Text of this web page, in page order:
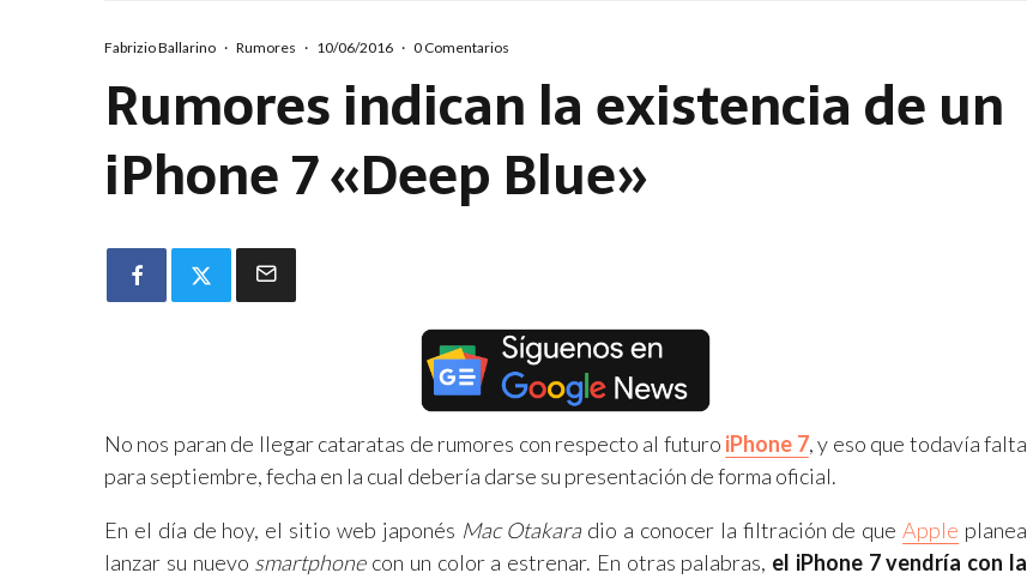
Fabrizio Ballarino · Rumores · 10/06/2016 · 0 Comentarios
Rumores indican la existencia de un
iPhone 7 «Deep Blue»
No nos paran de llegar cataratas de rumores con respecto al futuro iPhone 7, y eso que todavía falta
para septiembre, fecha en la cual debería darse su presentación de forma oficial.
En el día de hoy, el sitio web japonés Mac Otakara dio a conocer la filtración de queApple planea
lanzar su nuevo smartphonecon un color a estrenar. En otras palabras, el iPhone 7 vendría con la